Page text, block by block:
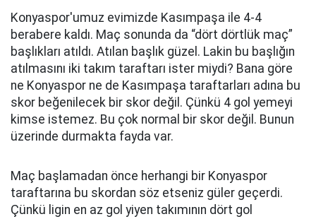
Konyaspor'umuz evimizde Kasımpaşa ile 4-4
berabere kaldı. Maç sonunda da “dört dörtlük maç”
başlıkları atıldı. Atılan başlık güzel. Lakin bu başlığın
atılmasını iki takım taraftarı ister miydi? Bana göre
ne Konyaspor ne de Kasımpaşa taraftarları adına bu
skor beğenilecek bir skor değil. Çünkü 4 gol yemeyi
kimse istemez. Bu çok normal bir skor değil. Bunun
üzerinde durmakta fayda var.
Maç başlamadan önce herhangi bir Konyaspor
taraftarına bu skordan söz etseniz güler geçerdi.
Çünkü ligin en az gol yiyen takımının dört gol